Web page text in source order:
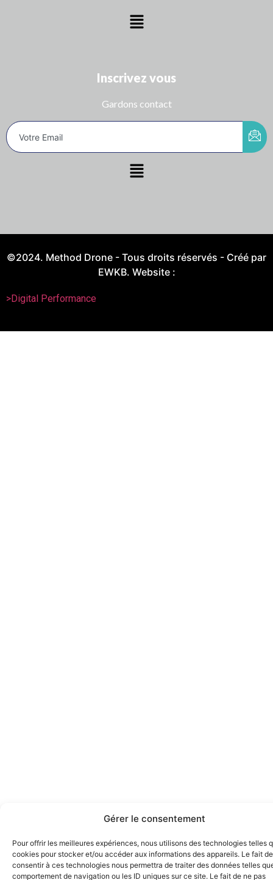
Gérer le consentement
Pour offrir les meilleures expériences, nous utilisons des technologies telles
cookies pour stocker et/ou accéder aux informations des appareils. Le fait de
consentir à ces technologies nous permettra de traiter des données telles
comportement de navigation ou les ID uniques sur ce site. Le fait de ne pas
Inscrivez vous
Gardons contact
©2024. Method Drone - Tous droits réservés - Créé par
EWKB. Website :
>Digital Performance